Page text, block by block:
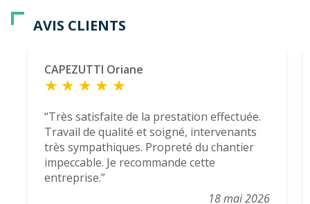
AVIS CLIENTS
CAPEZUTTI Oriane
18 mai 2026
Très satisfaite de la prestation effectuée.
Travail de qualité et soigné, intervenants
très sympathiques. Propreté du chantier
impeccable. Je recommande cette
entreprise.